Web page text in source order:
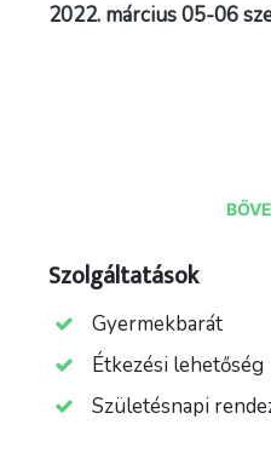
2022. március 05-06
forrás: facebook/
Szolgáltatások
Gyermekbarát
Étkezési lehetőség
Születésnapi